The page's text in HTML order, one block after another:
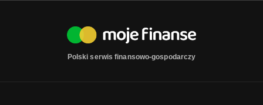
Polski serwis finansowo-gospodarczy